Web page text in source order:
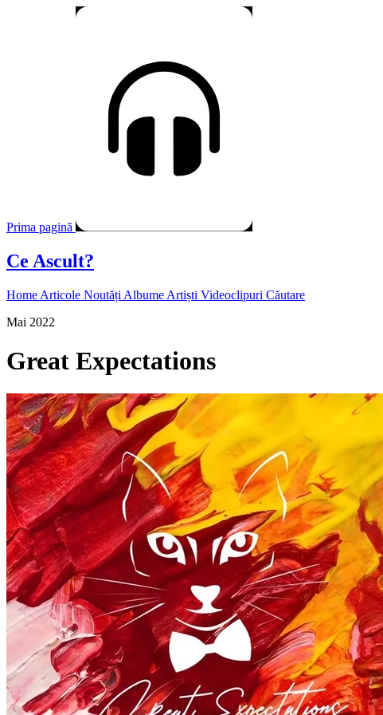
Prima pagină
Ce Ascult?
Home Articole Noutăți Albume Artiști Videoclipuri Căutare
Mai 2022
Great Expectations
Pagina externă
Pagina externă
Pagina externă
Pagina externă
Pagina externă
TMThe Motans
Videoclipuri